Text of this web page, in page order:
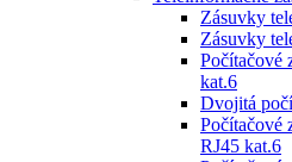
Zásuvky
Zásuvky
Počítačové
kat.6
Dvojitá
Počítačové
RJ45 kat.6